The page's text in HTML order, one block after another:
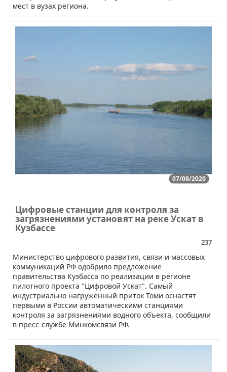
мест в вузах региона.
07/08/2020
Цифровые станции для контроля за
загрязнениями установят на реке Ускат в
Кузбассе
237
Министерство цифрового развития, связи и массовых
коммуникаций РФ одобрило предложение
правительства Кузбасса по реализации в регионе
пилотного проекта "Цифровой Ускат". Самый
индустриально нагруженный приток Томи оснастят
первыми в России автоматическими станциями
контроля за загрязнениями водного объекта, сообщили
в пресс-службе Минкомсвязи РФ.